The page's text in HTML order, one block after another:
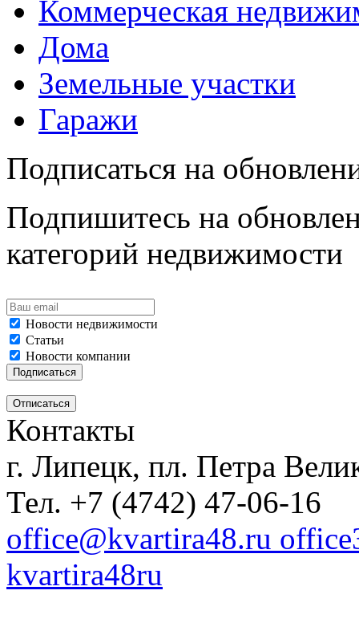
Коммерческая
Дома
Земельные участки
Гаражи
Подписаться на
Подпишитесь на
категорий недвижимости
Новости недвижимости
Статьи
Новости компании
Контакты
г. Липецк, пл. Петра
Тел. +7 (4742) 47-06-16
office@kvartira48.ru
kvartira48ru